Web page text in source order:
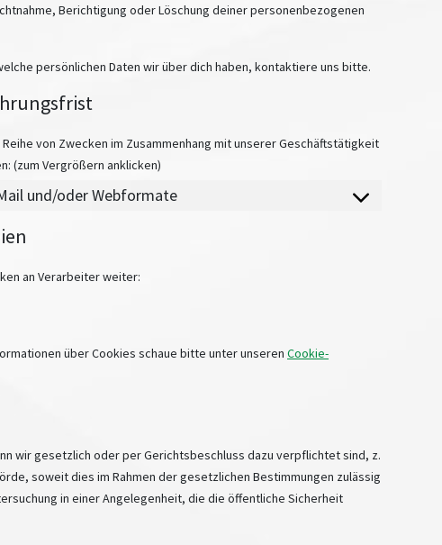
Berichtigung oder Löschung deiner personenbezogenen
persönlichen Daten wir über dich haben, kontaktiere uns bitte.
von Zwecken im Zusammenhang mit unserer Geschäftstätigkeit
(zum Vergrößern anklicken)
und/oder Webformate
an Verarbeiter weiter:
über Cookies schaue bitte unter unseren Cookie-
wir gesetzlich oder per Gerichtsbeschluss dazu verpflichtet sind, z.
soweit dies im Rahmen der gesetzlichen Bestimmungen zulässig
in einer Angelegenheit, die die öffentliche Sicherheit